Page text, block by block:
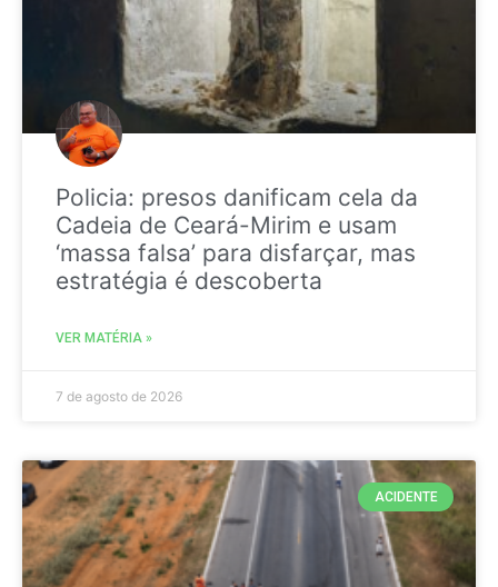
Policia: presos danificam cela da
Cadeia de Ceará-Mirim e usam
‘massa falsa’ para disfarçar, mas
estratégia é descoberta
VER MATÉRIA »
7 de agosto de 2026
ACIDENTE